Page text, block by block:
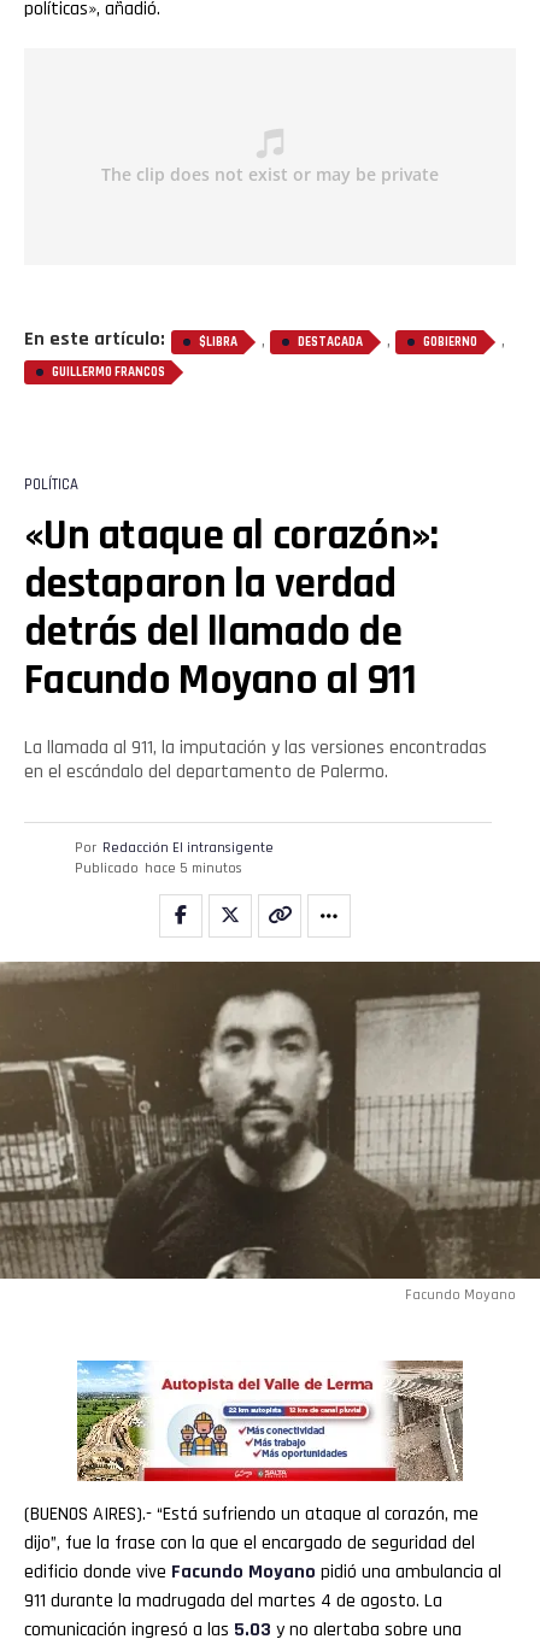
políticas», añadió.
En este artículo: $LIBRA , DESTACADA , GOBIERNO ,
GUILLERMO FRANCOS
POLÍTICA
«Un ataque al corazón»:
destaparon la verdad
detrás del llamado de
Facundo Moyano al 911
La llamada al 911, la imputación y las versiones encontradas
en el escándalo del departamento de Palermo.
Por Redacción El intransigente
Publicado hace 5 minutos
Facundo Moyano
(BUENOS AIRES).- “Está sufriendo un ataque al corazón, me
dijo”, fue la frase con la que el encargado de seguridad del
edificio donde vive Facundo Moyano pidió una ambulancia al
911 durante la madrugada del martes 4 de agosto. La
comunicación ingresó a las 5.03 y no alertaba sobre una